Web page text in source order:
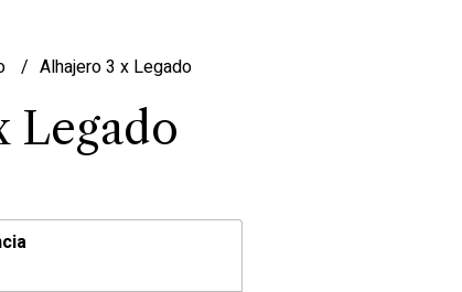
Alhajero 3 x Legado
Legado